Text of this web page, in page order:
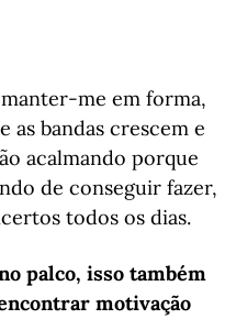
me em forma,
as bandas crescem e
acalmando porque
de conseguir fazer,
todos os dias.
palco, isso também
motivação